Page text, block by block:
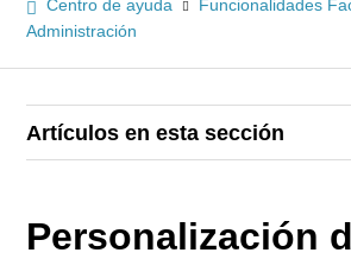
Centro de ayuda
Funcionalidades
Administración
Artículos en esta sección
Personalización